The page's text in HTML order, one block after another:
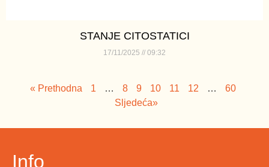
STANJE CITOSTATICI
17/11/2025 09:32
« Prethodna 1 … 8 9 10 11 12 …
60
Sljedeća»
Info